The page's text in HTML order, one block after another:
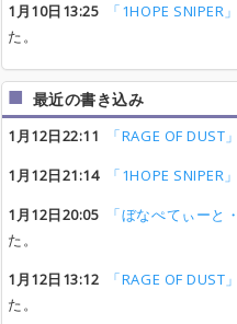
1月10日13:25
「1HOPE SNIPER」
た。
最近の書き込み
1月12日22:11 「RAGE OF DUST」
1月12日21:14
「1HOPE SNIPER」
1月12日20:05
「ぼなぺてぃーと
た。
1月12日13:12
「RAGE OF DUST」
た。